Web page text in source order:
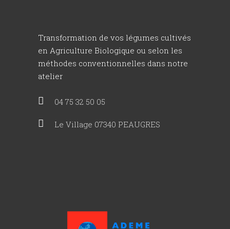
Transformation de vos légumes cultivés
en Agriculture Biologique ou selon les
méthodes conventionnelles dans notre
atelier
04 75 32 50 05
Le Village 07340 PEAUGRES